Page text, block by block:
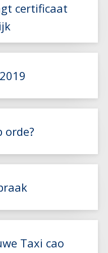
certificaat
orde?
Taxi cao